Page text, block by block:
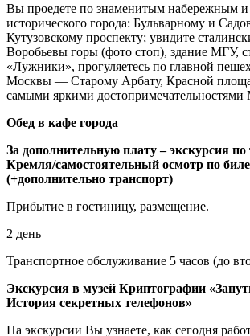
Вы проедете по знаменитым набережным
исторического города: Бульварному и
Кутузовскому проспекту; увидите
Воробьевы горы (фото стоп), здание МГУ,
«Лужники», прогуляетесь по главной
Москвы — Старому Арбату, Красной
самыми яркими
Обед в кафе города
За дополнительную плату – экскурсия
Кремля/самостоятельный осмотр по
(+дополнительно транспорт)
Прибытие в гостиницу, размещение.
2 день
Транспортное обслуживание 5 часов (до
Экскурсия в музей Криптографии
История секретных телефонов»
На экскурсии Вы узнаете, как сегодня